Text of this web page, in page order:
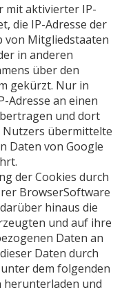
mit aktivierter IP-
die IP-Adresse der
von Mitgliedstaaten
in anderen
über den
gekürzt. Nur in
Adresse an einen
und dort
Nutzers übermittelte
Daten von Google
der Cookies durch
BrowserSoftware
hinaus die
und auf ihre
Daten an
Daten durch
dem folgenden
und